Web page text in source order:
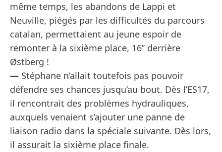
même temps, les abandons de Lappi et
Neuville, piégés par les difficultés du parcours
catalan, permettaient au jeune espoir de
remonter à la sixième place, 16’’ derrière
Østberg !
— Stéphane n’allait toutefois pas pouvoir
défendre ses chances jusqu’au bout. Dès l’ES17,
il rencontrait des problèmes hydrauliques,
auxquels venaient s’ajouter une panne de
liaison radio dans la spéciale suivante. Dès lors,
il assurait la sixième place finale.